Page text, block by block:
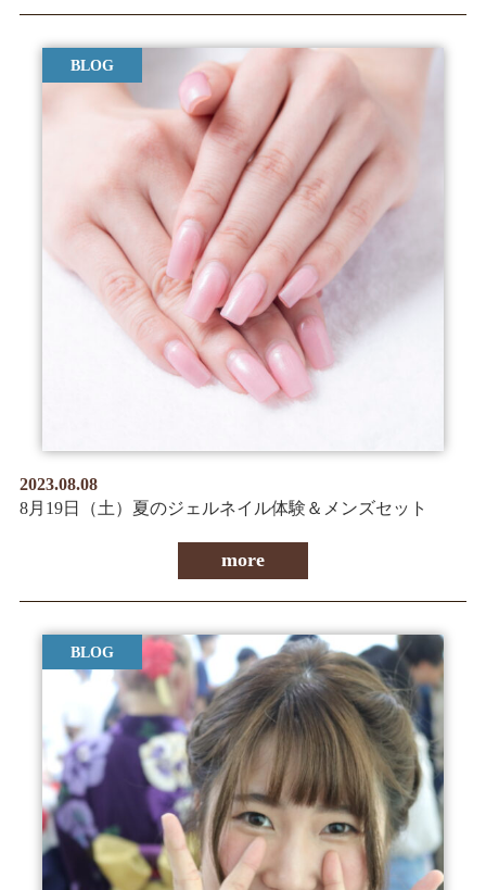
BLOG
2023.08.08
8月19日（土）夏のジェルネイル体験＆メンズセット
more
BLOG